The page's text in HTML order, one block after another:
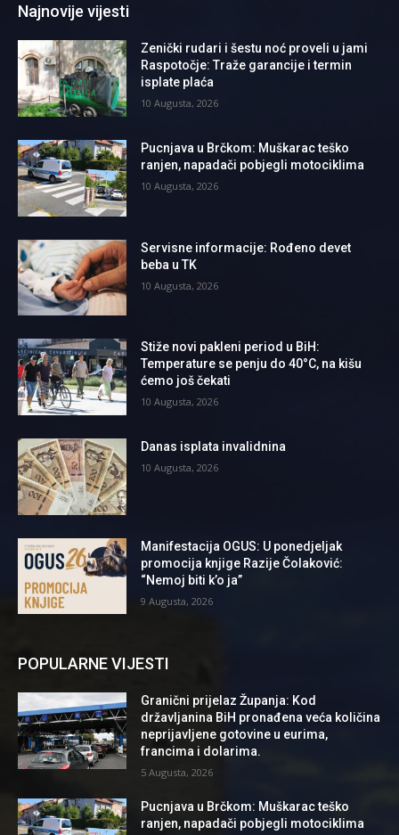
Najnovije vijesti
Zenički rudari i šestu noć proveli u jami
Raspotočje: Traže garancije i termin
isplate plaća
10 Augusta, 2026
Pucnjava u Brčkom: Muškarac teško
ranjen, napadači pobjegli motociklima
10 Augusta, 2026
Servisne informacije: Rođeno devet
beba u TK
10 Augusta, 2026
Stiže novi pakleni period u BiH:
Temperature se penju do 40°C, na kišu
ćemo još čekati
10 Augusta, 2026
Danas isplata invalidnina
10 Augusta, 2026
Manifestacija OGUS: U ponedjeljak
promocija knjige Razije Čolaković:
“Nemoj biti k’o ja”
9 Augusta, 2026
POPULARNE VIJESTI
Granični prijelaz Županja: Kod
državljanina BiH pronađena veća količina
neprijavljene gotovine u eurima,
francima i dolarima.
5 Augusta, 2026
Pucnjava u Brčkom: Muškarac teško
ranjen, napadači pobjegli motociklima